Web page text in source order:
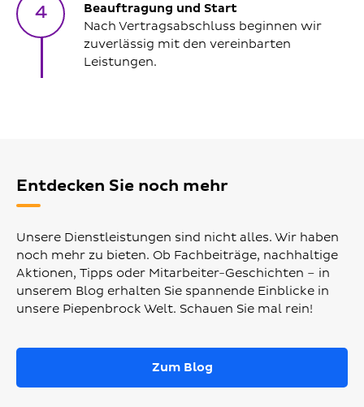
4
Beauftragung und Start
Nach Vertragsabschluss beginnen wir
zuverlässig mit den vereinbarten
Leistungen.
Entdecken Sie noch mehr
Unsere Dienstleistungen sind nicht alles. Wir haben
noch mehr zu bieten. Ob Fachbeiträge, nachhaltige
Aktionen, Tipps oder Mitarbeiter-Geschichten – in
unserem Blog erhalten Sie spannende Einblicke in
unsere Piepenbrock Welt. Schauen Sie mal rein!
Zum Blog